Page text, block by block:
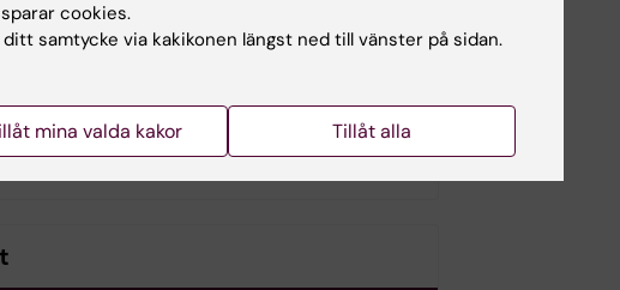
trakasserier och kränkande
cookies.
samtycke via kakikonen längst ned till vänster på sidan.
mina valda kakor Tillåt alla